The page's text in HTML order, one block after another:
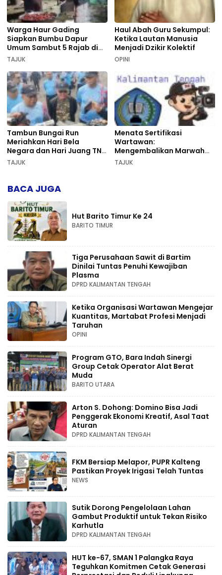
Warga Haur Gading
Siapkan Bumbu Dapur
Umum Sambut 5 Rajab di
Sekumpul
TAJUK
Haul Abah Guru Sekumpul:
Ketika Lautan Manusia
Menjadi Dzikir Kolektif
OPINI
Tambun Bungai Run
Meriahkan Hari Bela
Negara dan Hari Juang TNI
AD di Palangka Raya
TAJUK
Menata Sertifikasi
Wartawan:
Mengembalikan Marwah
Pers dan Keadilan
TAJUK
BACA JUGA
Hut Barito Timur Ke 24
BARITO TIMUR
Tiga Perusahaan Sawit di Bartim
Dinilai Tuntas Penuhi Kewajiban
Plasma
DPRD KALIMANTAN TENGAH
Ketika Organisasi Wartawan Mengejar
Kuantitas, Martabat Profesi Menjadi
Taruhan
OPINI
Program GTO, Bara Indah Sinergi
Group Cetak Operator Alat Berat
Muda
BARITO UTARA
Arton S. Dohong: Domino Bisa Jadi
Penggerak Ekonomi Kreatif, Asal Taat
Aturan
DPRD KALIMANTAN TENGAH
FKM Bersiap Melapor, PUPR Kalteng
Pastikan Proyek Irigasi Telah Tuntas
NEWS
Sutik Dorong Pengelolaan Lahan
Gambut Produktif untuk Tekan Risiko
Karhutla
DPRD KALIMANTAN TENGAH
HUT ke-67, SMAN 1 Palangka Raya
Teguhkan Komitmen Cetak Generasi